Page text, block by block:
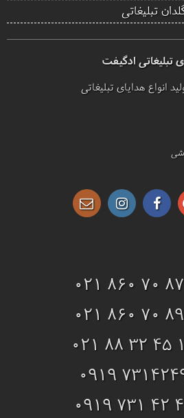
تبلیغاتی
تبلیغاتی ادگیفت
انواع هدایای تبلیغاتی
021 860 70
021 860 70
021 88 32 45
0919
0919 731 42